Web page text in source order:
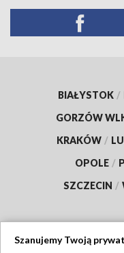
BIAŁYSTOK /
GORZÓW
KRAKÓW /
OPOLE /
SZCZECIN /
Szanujemy Twoją